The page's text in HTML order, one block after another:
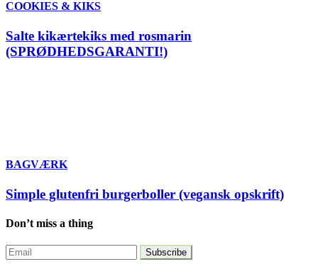
COOKIES & KIKS
Salte kikærtekiks med rosmarin
(SPRØDHEDSGARANTI!)
BAGVÆRK
Simple glutenfri burgerboller (vegansk opskrift)
Don’t miss a thing